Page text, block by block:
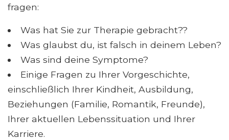
fragen:
Was hat Sie zur Therapie gebracht??
Was glaubst du, ist falsch in deinem Leben?
Was sind deine Symptome?
Einige Fragen zu Ihrer Vorgeschichte,
einschließlich Ihrer Kindheit, Ausbildung,
Beziehungen (Familie, Romantik, Freunde),
Ihrer aktuellen Lebenssituation und Ihrer
Karriere.